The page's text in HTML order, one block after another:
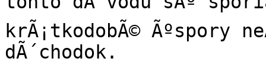
krÃ¡tkodobÃ© Ãºspory
dÃ´chodok.